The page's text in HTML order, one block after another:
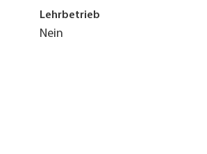
Lehrbetrieb
Nein